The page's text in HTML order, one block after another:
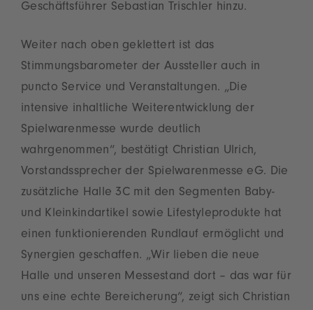
Geschäftsführer Sebastian Trischler hinzu.
Weiter nach oben geklettert ist das
Stimmungsbarometer der Aussteller auch in
puncto Service und Veranstaltungen. „Die
intensive inhaltliche Weiterentwicklung der
Spielwarenmesse wurde deutlich
wahrgenommen“, bestätigt Christian Ulrich,
Vorstandssprecher der Spielwarenmesse eG. Die
zusätzliche Halle 3C mit den Segmenten Baby-
und Kleinkindartikel sowie Lifestyleprodukte hat
einen funktionierenden Rundlauf ermöglicht und
Synergien geschaffen. „Wir lieben die neue
Halle und unseren Messestand dort – das war für
uns eine echte Bereicherung“, zeigt sich Christian